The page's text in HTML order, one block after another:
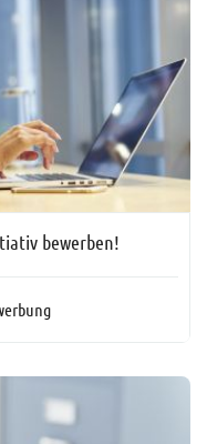
bewerben!